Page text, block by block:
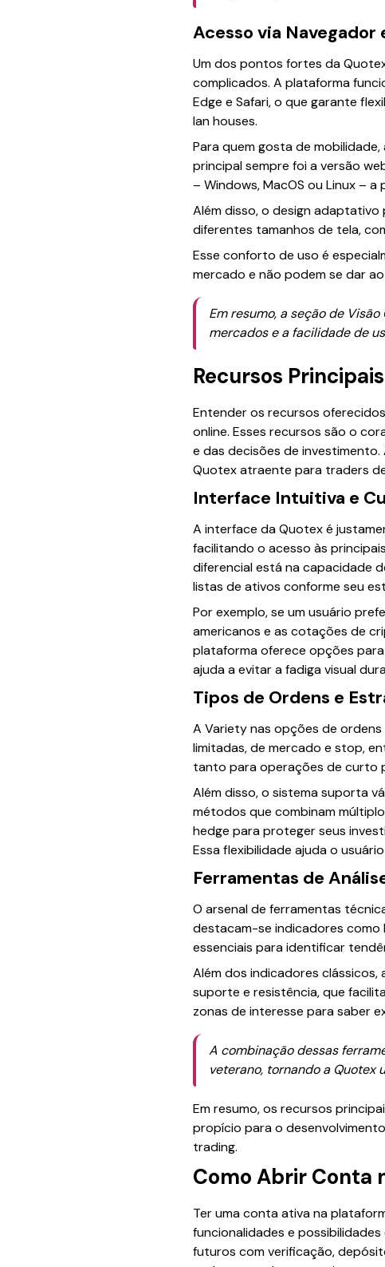
Acesso via
Um dos pontos fortes da
complicados. A plataforma
Edge e Safari, o que garante
lan houses.
Para quem gosta de
principal sempre foi a versão
– Windows, MacOS ou Linux –
Além disso, o design
diferentes tamanhos de tela,
Esse conforto de uso é
mercado e não podem se dar
Em resumo, a seção de
mercados e a facilidade de
Recursos
Entender os recursos
online. Esses recursos são o
e das decisões de
Quotex atraente para traders
Interface Intuitiva e
A interface da Quotex é
facilitando o acesso às
diferencial está na capacidade
listas de ativos conforme seu
Por exemplo, se um usuário
americanos e as cotações de
plataforma oferece opções
ajuda a evitar a fadiga visual
Tipos de Ordens e
A Variety nas opções de
limitadas, de mercado e stop,
tanto para operações de curto
Além disso, o sistema suporta
métodos que combinam
hedge para proteger seus
Essa flexibilidade ajuda o
Ferramentas de
O arsenal de ferramentas
destacam-se indicadores como
essenciais para identificar
Além dos indicadores
suporte e resistência, que
zonas de interesse para saber
A combinação dessas
veterano, tornando a Quotex
Em resumo, os recursos
propício para o
trading.
Como Abrir Conta
Ter uma conta ativa na
funcionalidades e
futuros com verificação,